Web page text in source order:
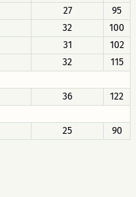
27
95
32
100
31
102
32
115
36
122
25 90